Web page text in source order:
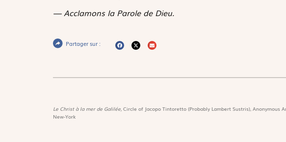
— Acclamons la Parole de Dieu.
Partager sur :
Le Christ à la mer de Galilée, Circle of Jacopo Tintoretto (Probably Lambert Sustris),
New-York